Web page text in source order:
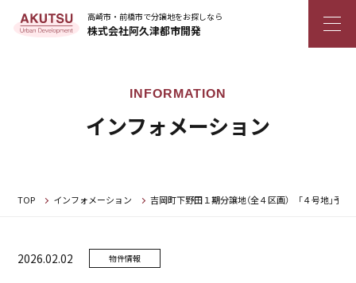
高崎市・前橋市で分譲地をお探しなら
株式会社阿久津都市開発
インフォメーション
TOP インフォメーション 吉岡町下野田１期分譲地（全４区画） 「４号地」予
2026.02.02 物件情報